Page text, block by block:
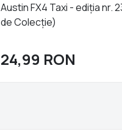
Austin FX4 Taxi - ediția nr.
de Colecție)
24,99 RON